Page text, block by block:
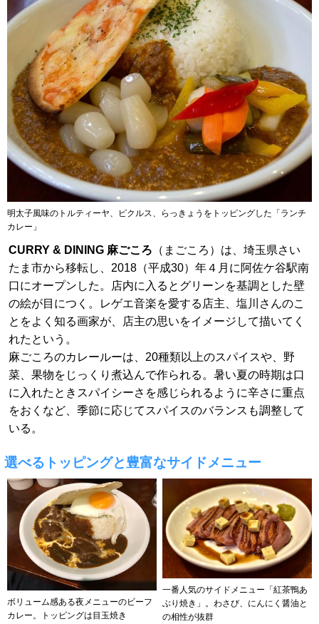
CURRY & DINING 麻ごころ （まごころ）は、埼玉県さい
たま市から移転し、2018（平成30）年４月に阿佐ケ谷駅南
口にオープンした。店内に入るとグリーンを基調とした壁
の絵が目につく。レゲエ音楽を愛する店主、塩川さんのこ
とをよく知る画家が、店主の思いをイメージして描いてく
れたという。
麻ごころのカレールーは、20種類以上のスパイスや、野
菜、果物をじっくり煮込んで作られる。暑い夏の時期は口
に入れたときスパイシーさを感じられるように辛さに重点
をおくなど、季節に応じてスパイスのバランスも調整して
いる。
明太子風味のトルティーヤ、ピクルス、らっきょうをトッピングした「ランチ
カレー」
選べるトッピングと豊富なサイドメニュー
ボリューム感ある夜メニューのビーフ
カレー。トッピングは目玉焼き
一番人気のサイドメニュー「紅茶鴨あ
ぶり焼き」。わさび、にんにく醤油と
の相性が抜群